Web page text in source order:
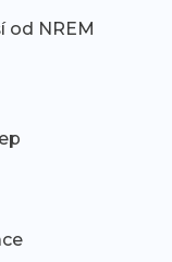
od NREM